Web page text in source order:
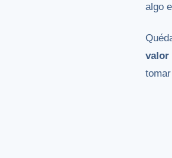
algo
valor